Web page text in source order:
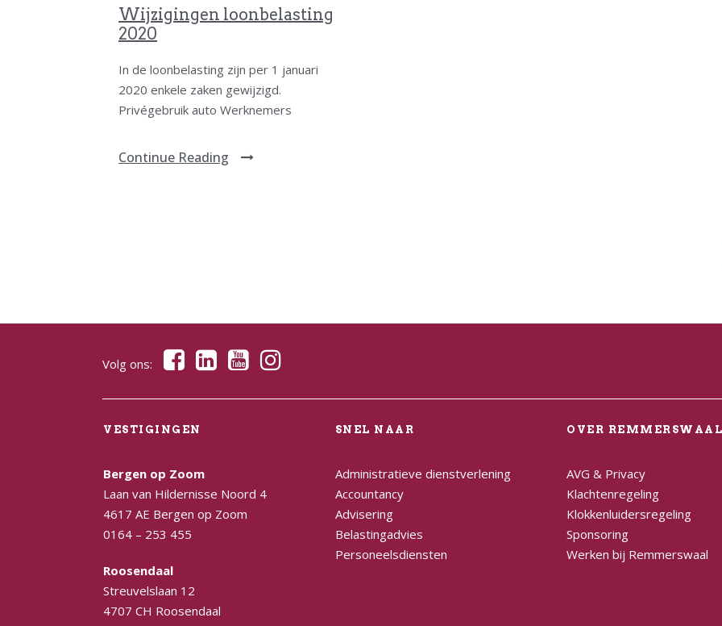
Wijzigingen loonbelasting
2020
In de loonbelasting zijn per 1 januari
2020 enkele zaken gewijzigd.
Privégebruik auto Werknemers
Continue Reading
Volg ons:
VESTIGINGEN
Bergen op Zoom
Laan van Hildernisse Noord 4
4617 AE Bergen op Zoom
0164 – 253 455
Roosendaal
Streuvelslaan 12
4707 CH Roosendaal
SNEL NAAR
Administratieve dienstverlening
Accountancy
Advisering
Belastingadvies
Personeelsdiensten
OVER REMMERSWAAL
AVG & Privacy
Klachtenregeling
Klokkenluidersregeling
Sponsoring
Werken bij Remmerswaal